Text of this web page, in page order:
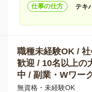
仕事の仕方 テキ
職種未経験OK /
歓迎 / 10名以上の
中 / 副業・Wワー
無資格・未経験OK